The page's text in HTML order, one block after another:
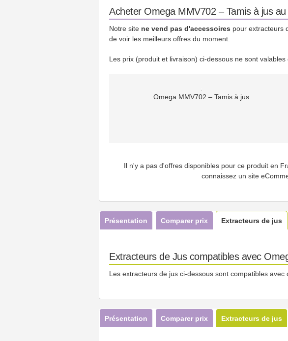
Acheter Omega MMV702 – Tamis à jus
Notre site ne vend pas d'accessoires pour extracteurs
de voir les meilleurs offres du moment.
Les prix (produit et livraison) ci-dessous ne sont
Omega MMV702 – Tamis à jus
Il n'y a pas d'offres disponibles pour ce produit en
connaissez un site
Présentation Comparer prix Extracteurs de jus
Extracteurs de Jus compatibles avec
Les extracteurs de jus ci-dessous sont compatibles
Présentation Comparer prix Extracteurs de jus